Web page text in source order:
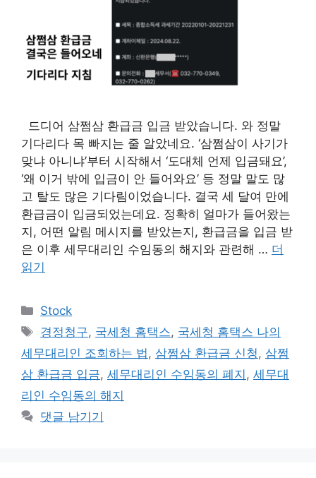
드디어 삼쩜삼 환급금 입금 받았습니다. 와 정말
기다리다 목 빠지는 줄 알았네요. ‘삼쩜삼이 사기가
맞냐 아니냐’부터 시작해서 ‘도대체 언제 입금돼요’,
‘왜 이거 밖에 입금이 안 들어와요’ 등 정말 말도 많
고 탈도 많은 기다림이었습니다. 결국 세 달여 만에
환급금이 입금되었는데요. 정확히 얼마가 들어왔는
지, 어떤 알림 메시지를 받았는지, 환급금을 입금 받
은 이후 세무대리인 수임동의 해지와 관련해 … 더
읽기
카
테
리
Stock
태
그
경정청구, 국세청 홈택스, 국세청 홈택스 나의
세무대리인 조회하는 법, 삼쩜삼 환급금 신청, 삼쩜
삼 환급금 입금, 세무대리인 수임동의 폐지 , 세무대
리인 수임동의 해지
댓글 남기기